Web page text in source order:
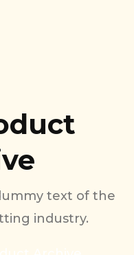
text of the
industry.